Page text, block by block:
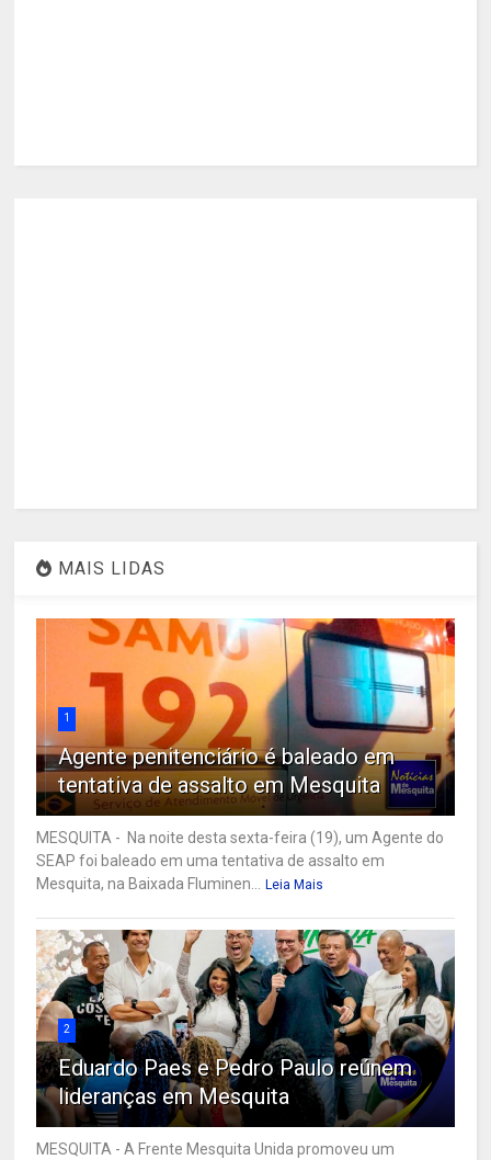
MAIS LIDAS
1
Agente penitenciário é baleado em
tentativa de assalto em Mesquita
MESQUITA - Na noite desta sexta-feira (19), um Agente do
SEAP foi baleado em uma tentativa de assalto em
Mesquita, na Baixada Fluminen... Leia Mais
2
Eduardo Paes e Pedro Paulo reúnem
lideranças em Mesquita
MESQUITA - A Frente Mesquita Unida promoveu um